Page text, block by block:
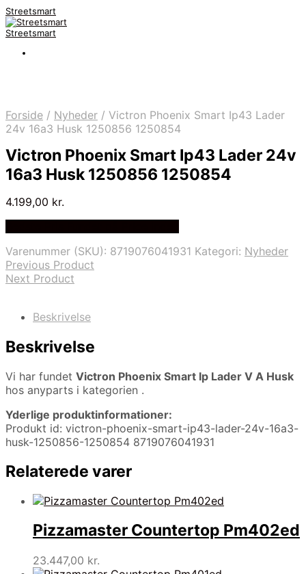
Streetsmart
Streetsmart
Forside / Nyheder / Victron Phoenix Smart Ip43 Lader
24v 16a3 Husk 1250856 1250854
Victron Phoenix Smart Ip43 Lader 24v
16a3 Husk 1250856 1250854
4.199,00 kr.
Varenummer (SKU): 8719076041931 Kategori: Nyheder
Previous Product
Next Product
Beskrivelse
Beskrivelse
Vi har fundet Victron Phoenix Smart Ip Lader V A Husk
hos anyparts i kategorien .
Yderlige produktinformationer:
Produkt id: victron-phoenix-smart-ip43-lader-24v-16a3-
husk-1250856-1250854 8719076041931
Relaterede varer
Pizzamaster Countertop Pm402ed
23.447,00 kr.